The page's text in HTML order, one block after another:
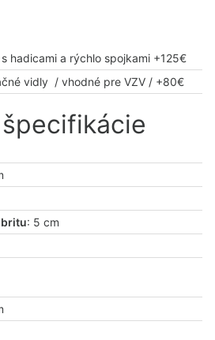
hadicami a rýchlo spojkami +125€
vidly / vhodné pre VZV / +80€
britu: 5 cm